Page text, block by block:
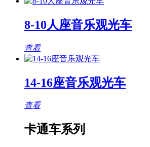
8-10人座音乐观光车
查看
14-16座音乐观光车
查看
卡通车系列